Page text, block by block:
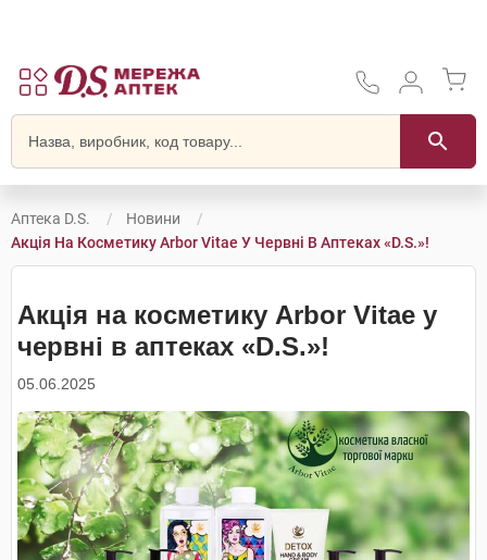
Аптека D.S.
Новини
Акція На Косметику Arbor Vitae У Червні В Аптеках «D.S.»!
Акція на косметику Arbor Vitae у
червні в аптеках «D.S.»!
05.06.2025